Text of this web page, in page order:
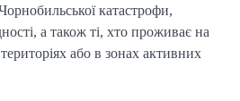
катастрофи,
а також ті, хто проживає на
або в зонах активних